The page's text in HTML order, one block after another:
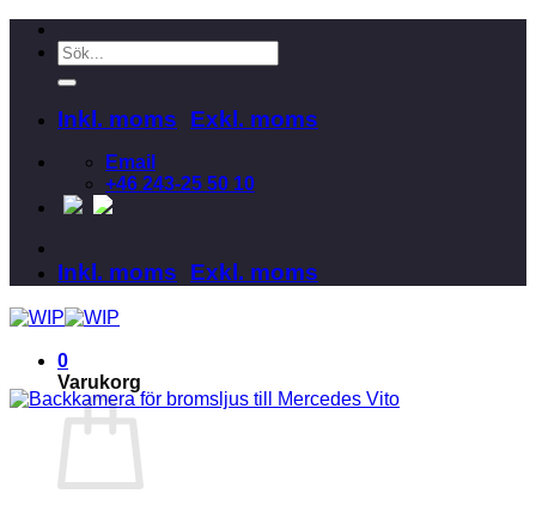
Skip
content
Sök
efter:
Inkl. moms Exkl. moms
Email
+46 243-25 50 10
Inkl. moms Exkl. moms
0
Varukorg